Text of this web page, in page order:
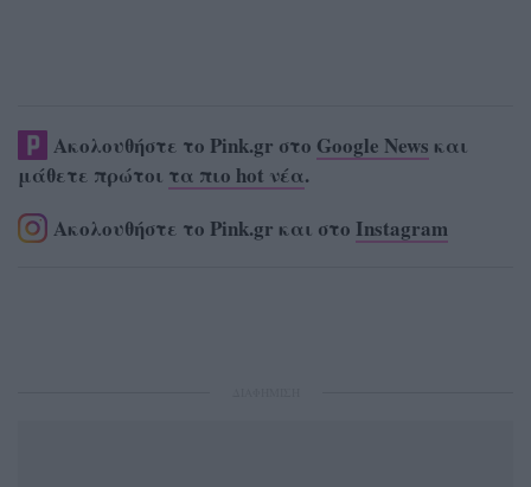
Ακολουθήστε το Pink.gr στο Google News και
μάθετε πρώτοι τα πιο hot νέα.
Ακολουθήστε το Pink.gr και στο Instagram